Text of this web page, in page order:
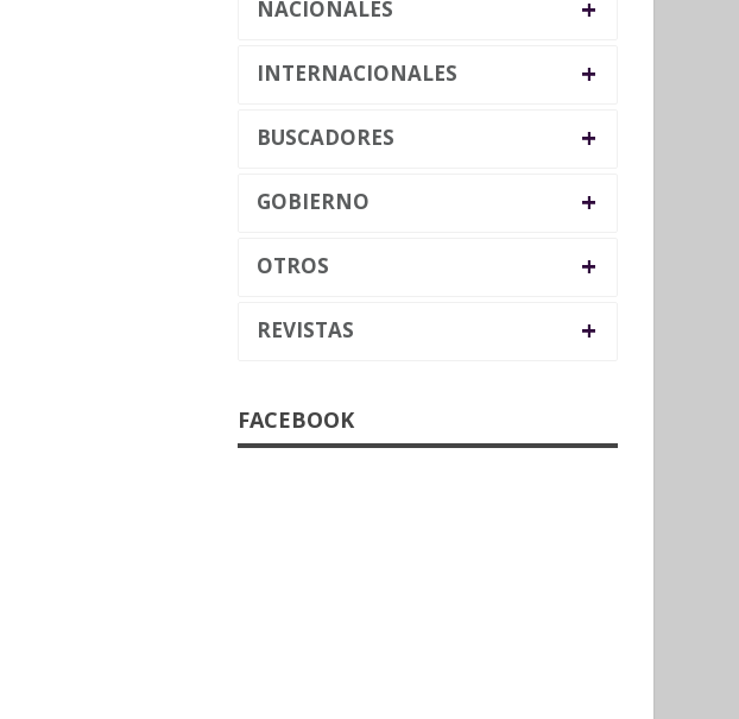
NACIONALES +
INTERNACIONALES +
BUSCADORES +
GOBIERNO +
OTROS +
REVISTAS +
FACEBOOK